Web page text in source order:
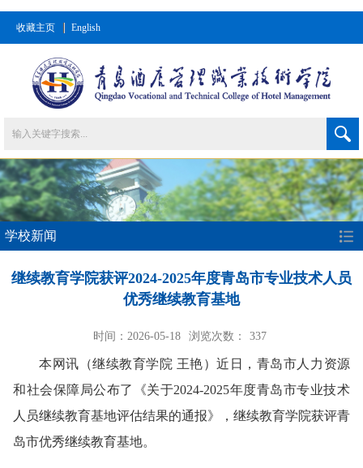
收藏主页 English
学校新闻
继续教育学院获评2024-2025年度青岛市专业技术人员
优秀继续教育基地
时间：2026-05-18 浏览次数： 337
本网讯 （继续教育学院 王艳）近日，青岛市人力资源
和社会保障局公布了《关于2024-2025年度青岛市专业技术
人员继续教育基地评估结果的通报》，继续教育学院获评青
岛市优秀继续教育基地。